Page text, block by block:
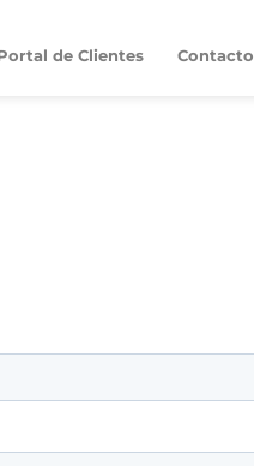
de Clientes Contacto